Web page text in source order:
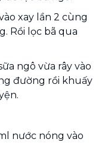
xay lần 2 cùng
Rồi lọc bã qua
ngô vừa rây vào
đường rồi khuấy
nước nóng vào